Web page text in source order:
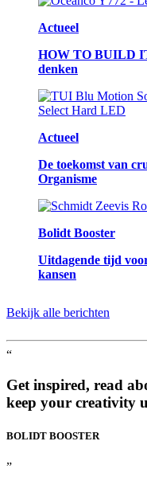
Actueel
HOW TO BUILD
denken
Actueel
De toekomst van
Organisme
Bolidt Booster
Uitdagende tijd
kansen
Bekijk alle berichten
“
Get inspired, read
keep your creativity
BOLIDT BOOSTER
”